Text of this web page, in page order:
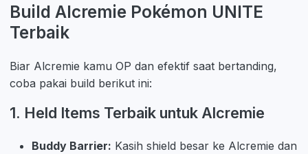
Build Alcremie Pokémon UNITE
Terbaik
Biar Alcremie kamu OP dan efektif saat bertanding,
coba pakai build berikut ini:
1. Held Items Terbaik untuk Alcremie
Buddy Barrier: Kasih shield besar ke Alcremie dan